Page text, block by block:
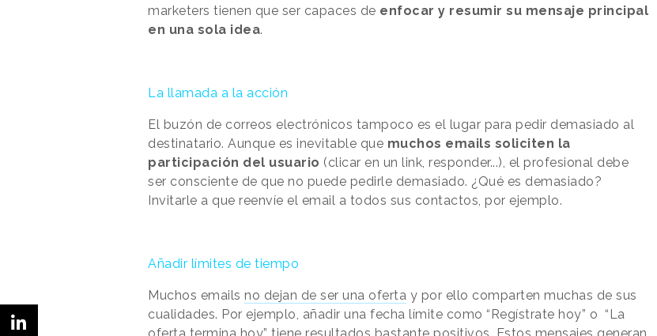
marketers tienen que ser capaces de enfocar y resumir su mensaje principal
en una sola idea.
La llamada a la acción
El buzón de correos electrónicos tampoco es el lugar para pedir demasiado al
destinatario. Aunque es inevitable que muchos emails soliciten la
participación del usuario (clicar en un link, responder...), el profesional debe
ser consciente de que no puede pedirle demasiado. ¿Qué es demasiado?
Invitarle a que reenvíe el email a todos sus contactos, por ejemplo.
Añadir límites de tiempo
Muchos emails no dejan de ser una oferta y por ello comparten muchas de sus
cualidades. Por ejemplo, añadir una fecha límite como “Regístrate hoy” o “La